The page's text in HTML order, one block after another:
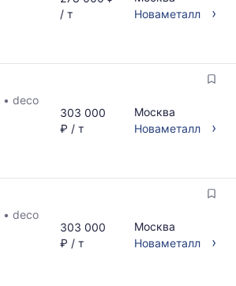
/ т
Новаметалл
›
• deco
303 000
₽ / т
Москва
Новаметалл
›
• deco
303 000
₽ / т
Москва
Новаметалл
›